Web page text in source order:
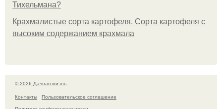
Тихельмана?
Крахмалистые сорта картофеля. Сорта картофеля с
высоким содержанием крахмала
© 2026 Дачная жизнь
Контакты
Пользовательское соглашение